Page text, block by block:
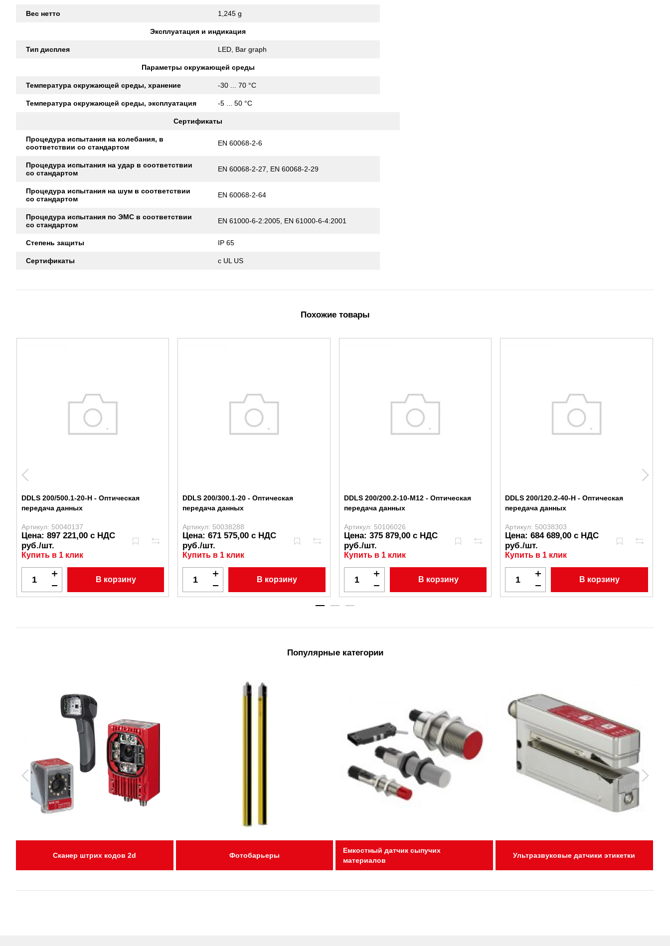
Вес нетто 1,245 g
Эксплуатация и индикация
Тип дисплея LED, Bar graph
Параметры окружающей среды
Температура окружающей среды, хранение -30 ... 70 °C
Температура окружающей среды, эксплуатация -5 ... 50 °C
Сертификаты
Процедура испытания на колебания, в
соответствии со стандартом
EN 60068-2-6
Процедура испытания на удар в соответствии
со стандартом
EN 60068-2-27, EN 60068-2-29
Процедура испытания на шум в соответствии
со стандартом
EN 60068-2-64
Процедура испытания по ЭМС в соответствии
со стандартом
EN 61000-6-2:2005, EN 61000-6-4:2001
Степень защиты IP 65
Сертификаты c UL US
Похожие товары
DDLS 200/500.1-20-H - Оптическая
передача данных
Артикул: 50040137
Цена: 897 221,00 с НДС
руб./шт.
Купить в 1 клик
В корзину
DDLS 200/300.1-20 - Оптическая
передача данных
Артикул: 50038288
Цена: 671 575,00 с НДС
руб./шт.
Купить в 1 клик
В корзину
DDLS 200/200.2-10-M12 - Оптическая
передача данных
Артикул: 50106026
Цена: 375 879,00 с НДС
руб./шт.
Купить в 1 клик
В корзину
DDLS 200/120.2-40-H - Оптическая
передача данных
Артикул: 50038303
Цена: 684 689,00 с НДС
руб./шт.
Купить в 1 клик
В корзину
Популярные категории
Сканер штрих кодов 2d Фотобарьеры
Емкостный датчик сыпучих
материалов
Ультразвуковые датчики этикетки